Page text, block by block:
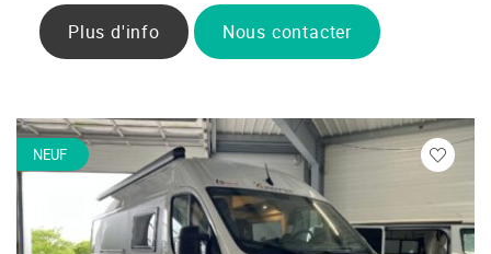
Plus d'info Nous contacter
NEUF
Veuillez